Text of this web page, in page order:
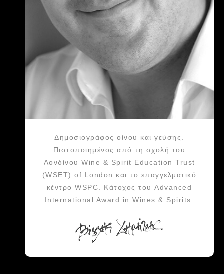
Δημοσιογράφος οίνου και γεύσης.
Πιστοποιημένος από τη σχολή του
Λονδίνου Wine & Spirit Education Trust
(WSET) of London και το επαγγελματικό
κέντρο WSPC. Κάτοχος του Advanced
International Award in Wines & Spirits.